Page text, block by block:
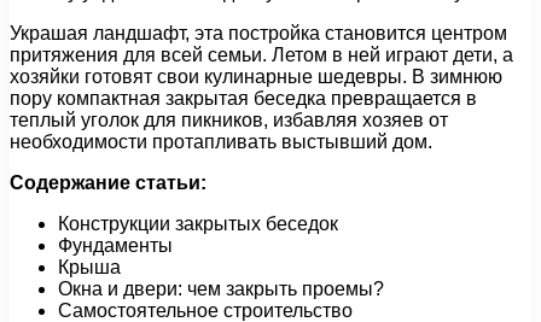
Украшая ландшафт, эта постройка становится центром
притяжения для всей семьи. Летом в ней играют дети, а
хозяйки готовят свои кулинарные шедевры. В зимнюю
пору компактная закрытая беседка превращается в
теплый уголок для пикников, избавляя хозяев от
необходимости протапливать выстывший дом.
Содержание статьи:
Конструкции закрытых беседок
Фундаменты
Крыша
Окна и двери: чем закрыть проемы?
Самостоятельное строительство